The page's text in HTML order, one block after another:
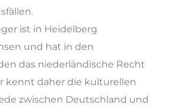
ist in Heidelberg
und hat in den
das niederländische Recht
kennt daher die kulturellen
zwischen Deutschland und